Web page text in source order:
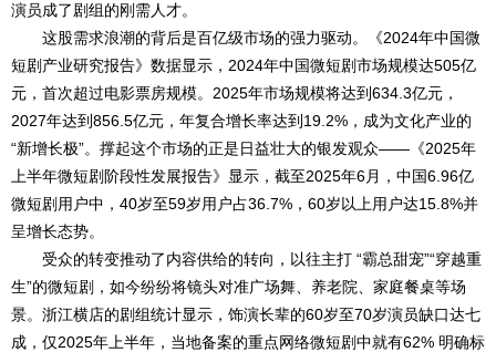
演员成了剧组的刚需人才。
这股需求浪潮的背后是百亿级市场的强力驱动。《2024年中国微
短剧产业研究报告》数据显示，2024年中国微短剧市场规模达505亿
元，首次超过电影票房规模。2025年市场规模将达到634.3亿元，
2027年达到856.5亿元，年复合增长率达到19.2%，成为文化产业的
“新增长极”。撑起这个市场的正是日益壮大的银发观众——《2025年
上半年微短剧阶段性发展报告》显示，截至2025年6月，中国6.96亿
微短剧用户中，40岁至59岁用户占36.7%，60岁以上用户达15.8%并
呈增长态势。
受众的转变推动了内容供给的转向，以往主打 “霸总甜宠”“穿越重
生”的微短剧，如今纷纷将镜头对准广场舞、养老院、家庭餐桌等场
景。浙江横店的剧组统计显示，饰演长辈的60岁至70岁演员缺口达七
成，仅2025年上半年，当地备案的重点网络微短剧中就有62% 明确标